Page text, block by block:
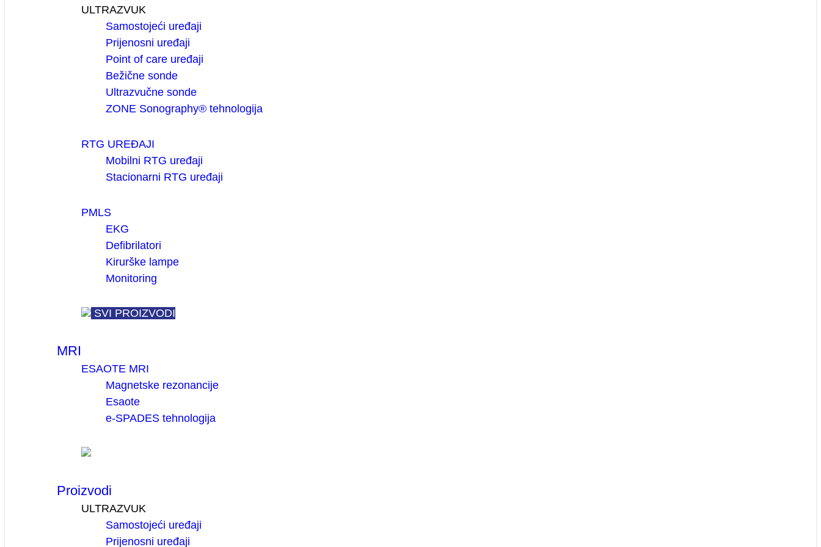
ULTRAZVUK
Samostojeći uređaji
Prijenosni uređaji
Point of care uređaji
Bežične sonde
Ultrazvučne sonde
ZONE Sonography® tehnologija
RTG UREĐAJI
Mobilni RTG uređaji
Stacionarni RTG uređaji
PMLS
EKG
Defibrilatori
Kirurške lampe
Monitoring
SVI PROIZVODI
MRI
ESAOTE MRI
Magnetske rezonancije
Esaote
e-SPADES tehnologija
Proizvodi
ULTRAZVUK
Samostojeći uređaji
Prijenosni uređaji